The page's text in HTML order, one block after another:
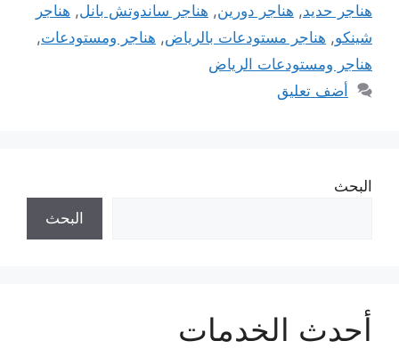
هناجر حديد, هناجر دورين, هناجر ساندوتش بانل, هناجر
شينكو, هناجر مستودعات بالرياض, هناجر ومستودعات,
هناجر ومستودعات الرياض
أضف تعليق
البحث
البحث
أحدث الخدمات